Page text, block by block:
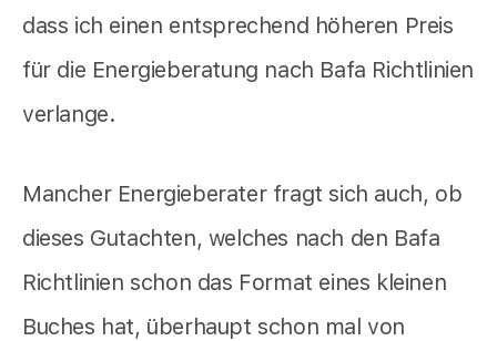
dass ich einen entsprechend höheren Preis
für die Energieberatung nach Bafa Richtlinien
verlange.
Mancher Energieberater fragt sich auch, ob
dieses Gutachten, welches nach den Bafa
Richtlinien schon das Format eines kleinen
Buches hat, überhaupt schon mal von